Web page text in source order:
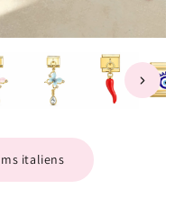
italiens